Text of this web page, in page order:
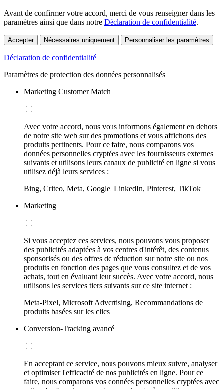
Avant de confirmer votre accord, merci de vous renseigner dans les
paramètres ainsi que dans notre Déclaration de confidentialité.
Accepter Nécessaires uniquement Personnaliser les paramètres
Déclaration de confidentialité
Paramètres de protection des données personnalisés
Marketing Customer Match
Avec votre accord, nous vous informons également en dehors
de notre site web sur des promotions et vous affichons des
produits pertinents. Pour ce faire, nous comparons vos
données personnelles cryptées avec les fournisseurs externes
suivants et utilisons leurs canaux de publicité en ligne si vous
utilisez déjà leurs services :
Bing, Criteo, Meta, Google, LinkedIn, Pinterest, TikTok
Marketing
Si vous acceptez ces services, nous pouvons vous proposer
des publicités adaptées à vos centres d'intérêt, des contenus
sponsorisés ou des offres de réduction sur notre site ou nos
produits en fonction des pages que vous consultez et de vos
achats, tout en évaluant leur succès. Avec votre accord, nous
utilisons les services tiers suivants sur ce site internet :
Meta-Pixel, Microsoft Advertising, Recommandations de
produits basées sur les clics
Conversion-Tracking avancé
En acceptant ce service, nous pouvons mieux suivre, analyser
et optimiser l'efficacité de nos publicités en ligne. Pour ce
faire, nous comparons vos données personnelles cryptées avec